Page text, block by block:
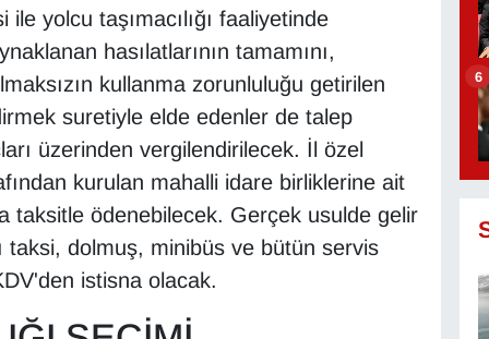
yolcu taşımacılığı faaliyetinde
hasılatlarının tamamını,
kullanma zorunluluğu getirilen
suretiyle elde edenler de talep
üzerinden vergilendirilecek. İl özel
kurulan mahalli idare birliklerine ait
taksitle ödenebilecek. Gerçek usulde gelir
taksi, dolmuş, minibüs ve bütün servis
istisna olacak.
6